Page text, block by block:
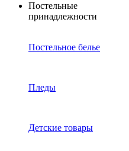
Постельные
принадлежности
Постельное белье
Пледы
Детские товары